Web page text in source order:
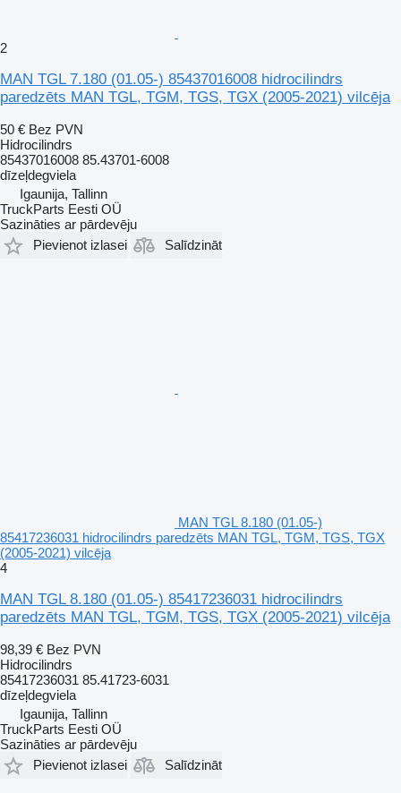
2
MAN TGL 7.180 (01.05-) 85437016008 hidrocilindrs
paredzēts MAN TGL, TGM, TGS, TGX (2005-2021) vilcēja
50 € Bez PVN
Hidrocilindrs
85437016008 85.43701-6008
dīzeļdegviela
Igaunija, Tallinn
TruckParts Eesti OÜ
Sazināties ar pārdevēju
Pievienot izlasei
Salīdzināt
MAN TGL 8.180 (01.05-)
85417236031 hidrocilindrs paredzēts MAN TGL, TGM, TGS, TGX
(2005-2021) vilcēja
4
MAN TGL 8.180 (01.05-) 85417236031 hidrocilindrs
paredzēts MAN TGL, TGM, TGS, TGX (2005-2021) vilcēja
98,39 € Bez PVN
Hidrocilindrs
85417236031 85.41723-6031
dīzeļdegviela
Igaunija, Tallinn
TruckParts Eesti OÜ
Sazināties ar pārdevēju
Pievienot izlasei
Salīdzināt